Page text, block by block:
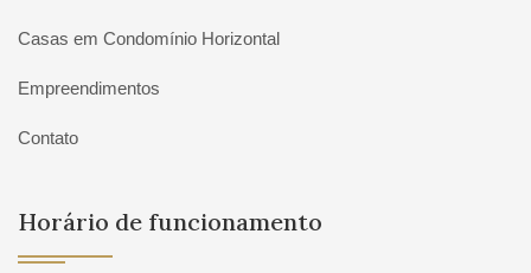
Casas em Condomínio Horizontal
Empreendimentos
Contato
Horário de funcionamento